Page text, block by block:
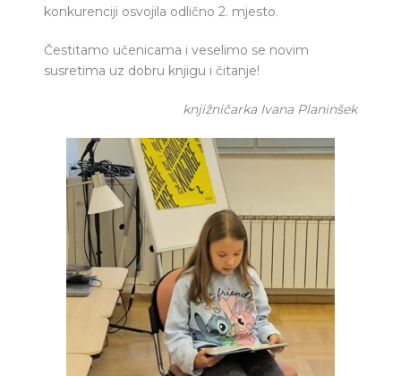
konkurenciji osvojila odlično 2. mjesto.
Čestitamo učenicama i veselimo se novim
susretima uz dobru knjigu i čitanje!
knjižničarka Ivana Planinšek